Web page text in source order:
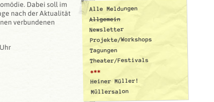
Alle Meldungen
Allgemein
Newsletter
Projekte/Workshops
Tagungen
Theater/Festivals
***
Heiner Müller!
Müllersalon
Dabei soll im
nach der Aktualität
verbundenen